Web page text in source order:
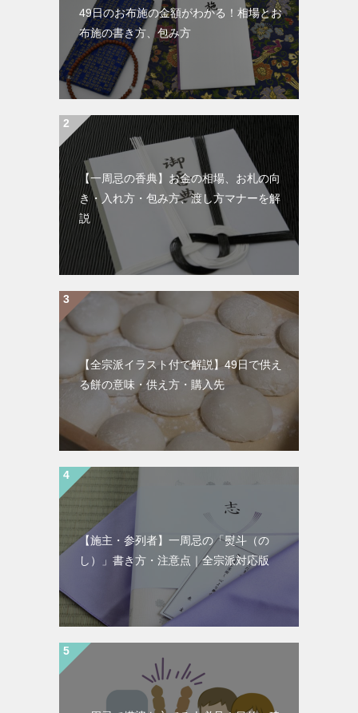
49日のお布施の金額がわかる！相場とお
布施の書き方、包み方
【一周忌の香典】お金の相場、お札の向
き・入れ方・包み方、渡し方マナーを解
説
【全宗派イラスト付で解説】49日で供え
る餅の意味・供え方・購入先
【施主・参列者】一周忌の「熨斗（の
し）」書き方・注意点｜全宗派対応版